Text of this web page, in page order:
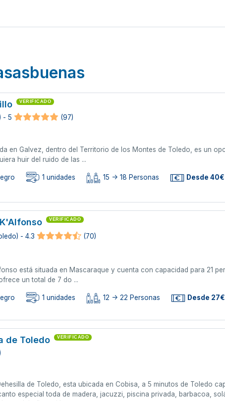
VERIFICADO
- 5
(97)
en Galvez, dentro del Territorio de los Montes de Toledo, es un
huir del ruido de las ...
1 unidades 15 -> 18 Personas Desde
VERIFICADO
- 4.3
(70)
está situada en Mascaraque y cuenta con capacidad para 21
un total de 7 do ...
1 unidades 12 -> 22 Personas Desde
de Toledo VERIFICADO
de Toledo, esta ubicada en Cobisa, a 5 minutos de Toledo
especial toda de madera, jacuzzi, piscina privada, barbacoa,